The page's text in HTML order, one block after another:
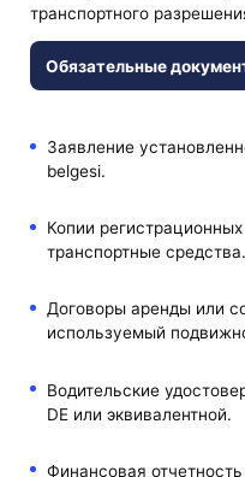
транспортного
Обязательные
Заявление
belgesi.
Копии
транспортные средства.
Договоры аренды или
используемый
Водительские
DE или эквивалентной.
Финансовая